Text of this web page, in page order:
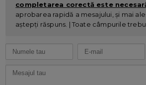
completarea corectă este
aprobarea rapidă a mesajului, și mai
aștepți răspuns. | Toate câmpurile